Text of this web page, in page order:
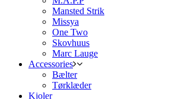
Mansted Strik
Missya
One Two
Skovhuus
Marc Lauge
Accessories
Bælter
Tørklæder
Kjoler